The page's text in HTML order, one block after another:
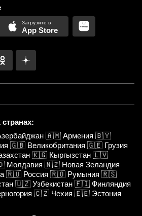
App Store
🇦🇲 Армения 🇧🇾
🇬🇧 Великобритания 🇬🇪 Грузия
🇰🇬 Кыргызстан 🇱🇻
Молдавия 🇳🇿 Новая Зеландия
🇷🇺 Россия 🇷🇴 Румыния 🇷🇸
🇺🇿 Узбекистан 🇫🇮 Финляндия
🇨🇿 Чехия 🇪🇪 Эстония